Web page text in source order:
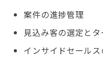
案件の進捗管理
見込み客の選定と
インサイドセールス